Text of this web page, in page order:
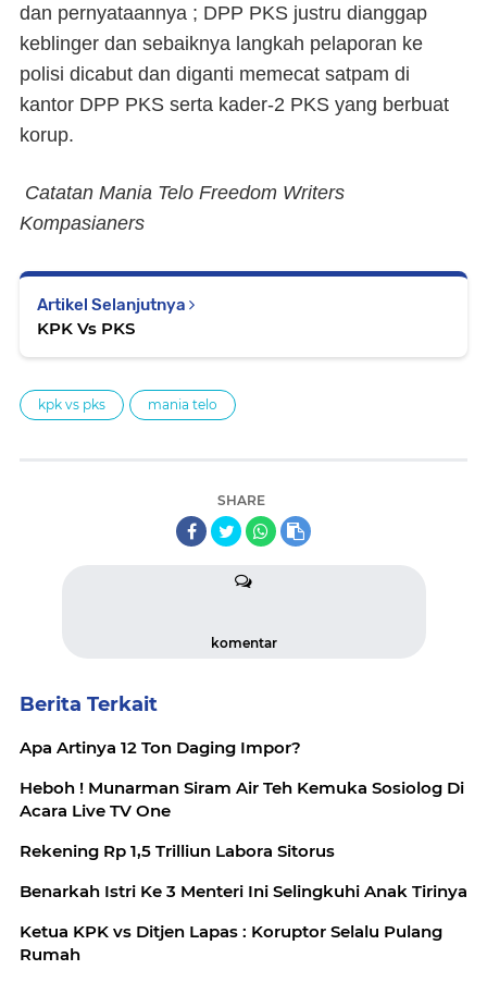
dan pernyataannya ; DPP PKS justru dianggap
keblinger dan sebaiknya langkah pelaporan ke
polisi dicabut dan diganti memecat satpam di
kantor DPP PKS serta kader-2 PKS yang berbuat
korup.
Catatan Mania Telo Freedom Writers
Kompasianers
Artikel Selanjutnya
KPK Vs PKS
kpk vs pks mania telo
SHARE
komentar
Berita Terkait
Apa Artinya 12 Ton Daging Impor?
Heboh ! Munarman Siram Air Teh Kemuka Sosiolog Di
Acara Live TV One
Rekening Rp 1,5 Trilliun Labora Sitorus
Benarkah Istri Ke 3 Menteri Ini Selingkuhi Anak Tirinya
Ketua KPK vs Ditjen Lapas : Koruptor Selalu Pulang
Rumah